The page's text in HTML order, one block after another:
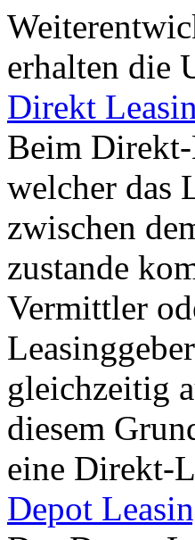
erhalten die
Direkt
Beim Direkt-
welcher das
zwischen
zustande
Vermittler
gleichzeitig
diesem
eine Direkt-
Depot